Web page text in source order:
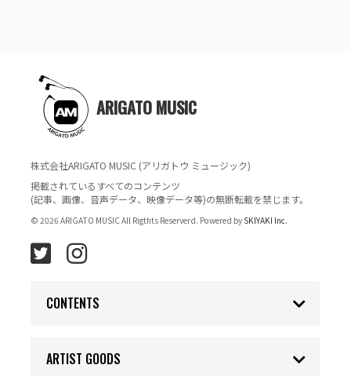
ARIGATO MUSIC
株式会社ARIGATO MUSIC (アリガトウ ミュージック)
掲載されているすべてのコンテンツ
(記事、画像、音声データ、映像データ等)の無断転載を禁じます。
© 2026 ARIGATO MUSIC All Rigthts Reserverd. Powered by SKIYAKI Inc.
CONTENTS
ARTIST GOODS